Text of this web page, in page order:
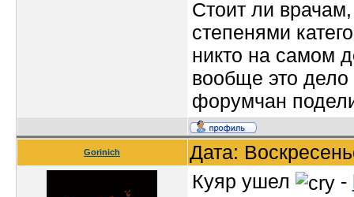
Несложный) –
котором за ними
наблюдатели
«Берем» - врач
будь он хоть
На сегодняшний
лицензией» должен
После этого он
специальности и
продолжать
Стоит ли
степенями
никто на самом
вообще это дело
форумчан
Gorinich Дата:
Куяр ушел -